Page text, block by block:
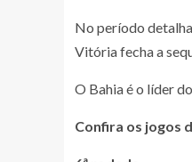
No período
Vitória fecha a
O Bahia é o líder
Confira os jogos